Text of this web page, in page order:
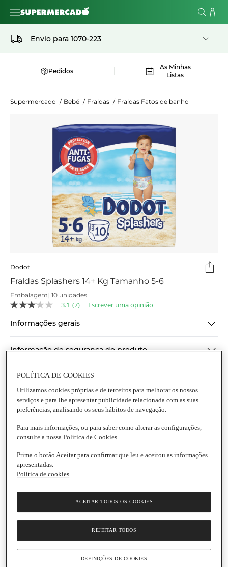
Envio para 1070-223
Pedidos
As Minhas
Listas
Supermercado / Bebé / Fraldas / Fraldas Fatos de banho
Dodot
Fraldas Splashers 14+ Kg Tamanho 5-6
Embalagem 10 unidades
3.1
5
médio
Read
Reviews.
Link
para
página.
3.1 (7)
Escrever uma opinião
Informações gerais
Informação de segurança do produto
POLÍTICA DE COOKIES
Utilizamos cookies próprias e de terceiros para melhorar os nossos
serviços e para lhe apresentar publicidade relacionada com as suas
preferências, analisando os seus hábitos de navegação.
Para mais informações, ou para saber como alterar as configurações,
consulte a nossa Política de Cookies.
Prima o botão Aceitar para confirmar que leu e aceitou as informações
apresentadas.
Política de cookies
REJEITAR TODOS
ACEITAR TODOS OS COOKIES
DEFINIÇÕES DE COOKIES